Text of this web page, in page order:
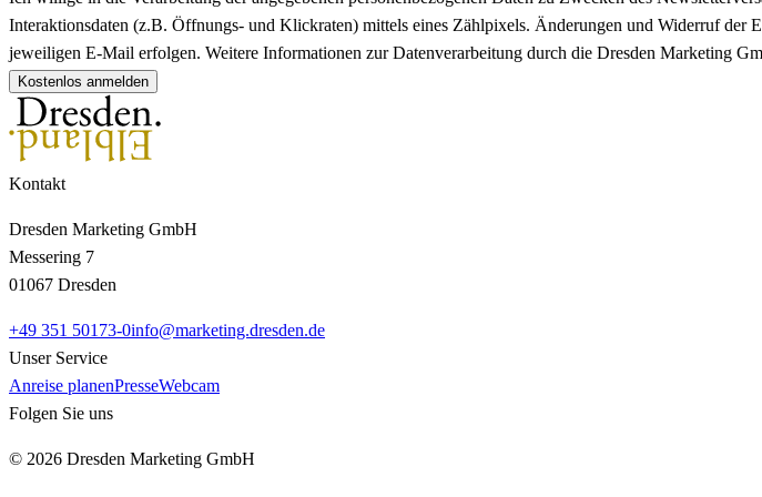
Interaktionsdaten (z.B. Öffnungs- und Klickraten) mittels eines Zählpixels. Änderungen und Widerruf
jeweiligen E-Mail erfolgen. Weitere Informationen zur Datenverarbeitung durch die Dresden Marketing
Kostenlos anmelden
Kontakt
Dresden Marketing GmbH
Messering 7
01067 Dresden
+49 351 50173-0info@marketing.dresden.de
Unser Service
Anreise planenPresseWebcam
Folgen Sie uns
© 2026 Dresden Marketing GmbH